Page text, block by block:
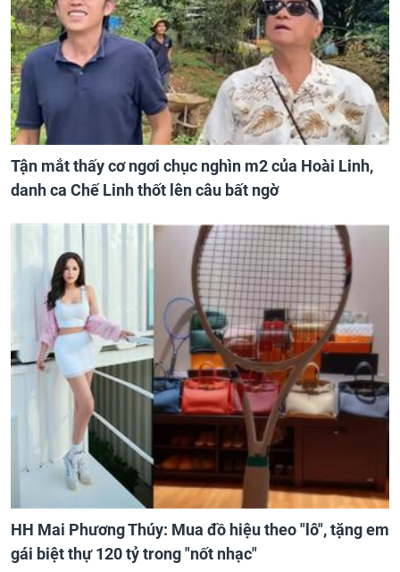
Tận mắt thấy cơ ngơi chục nghìn m2 của Hoài Linh,
danh ca Chế Linh thốt lên câu bất ngờ
HH Mai Phương Thúy: Mua đồ hiệu theo "lô", tặng em
gái biệt thự 120 tỷ trong "nốt nhạc"